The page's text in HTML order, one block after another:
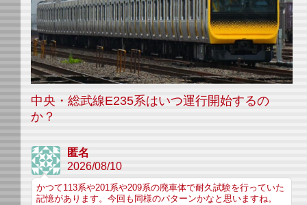
中央・総武線E235系はいつ運行開始するの
か？
匿名
2026/08/10
かつて113系や201系や209系の廃車体で耐久試験を行っていた
記憶があります。今回も同様のパターンかなと思いますね。